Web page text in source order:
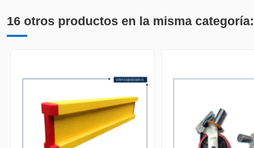
16 otros productos en la misma categoría: